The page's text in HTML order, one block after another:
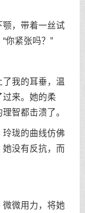
，带着一丝试
你紧张吗？”
我的耳垂，温
来。她的柔
智都击溃了。
珑的曲线仿佛
没有反抗，而
微用力，将她